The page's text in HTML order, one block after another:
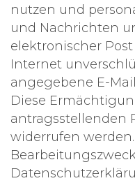
nutzen und
und Nachrichten
elektronischer
Internet
angegebene E-
Diese
antragsstellenden
widerrufen